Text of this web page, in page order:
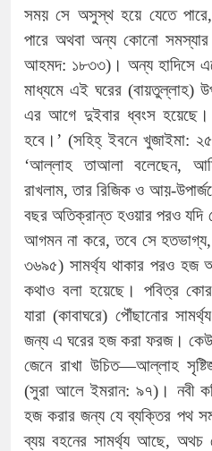
সময় সে অসুস্থ হয়ে যেতে পারে,
পারে অথবা অন্য কোনো সমস্যার
আহমদ: ১৮৩৩)। অন্য হাদিসে
মাধ্যমে এই ঘরের (বায়তুল্লাহ)
এর আগে দুইবার ধ্বংস হয়েছে।
হবে।’ (সহিহ্ ইবনে খুজাইমা:
‘আল্লাহ তাআলা বলেছেন,
রাখলাম, তার রিজিক ও আয়-
বছর অতিক্রান্ত হওয়ার পরও যদি
আগমন না করে, তবে সে হতভাগ্য,
৩৬৯৫) সামর্থ্য থাকার পরও হজ
কথাও বলা হয়েছে। পবিত্র
যারা (কাবাঘরে) পৌঁছানোর
জন্য এ ঘরের হজ করা ফরজ। কেউ
জেনে রাখা উচিত—আল্লাহ
(সুরা আলে ইমরান: ৯৭)। নবী
হজ করার জন্য যে ব্যক্তির পথ
ব্যয় বহনের সামর্থ্য আছে,